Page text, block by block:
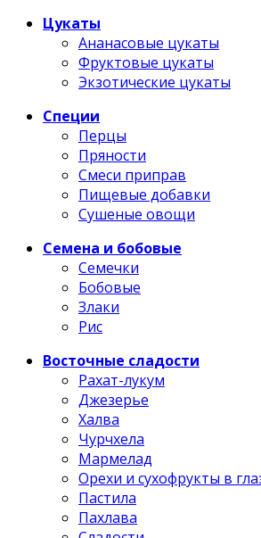
Цукаты
Ананасовые цукаты
Фруктовые цукаты
Экзотические цукаты
Специи
Перцы
Пряности
Смеси приправ
Пищевые добавки
Сушеные овощи
Семена и бобовые
Семечки
Бобовые
Злаки
Рис
Восточные сладости
Рахат-лукум
Джезерье
Халва
Чурчхела
Мармелад
Орехи и сухофрукты в
Пастила
Пахлава